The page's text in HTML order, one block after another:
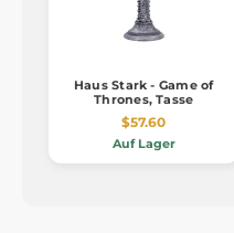
Haus Stark - Game of
Thrones, Tasse
$57.60
Auf Lager